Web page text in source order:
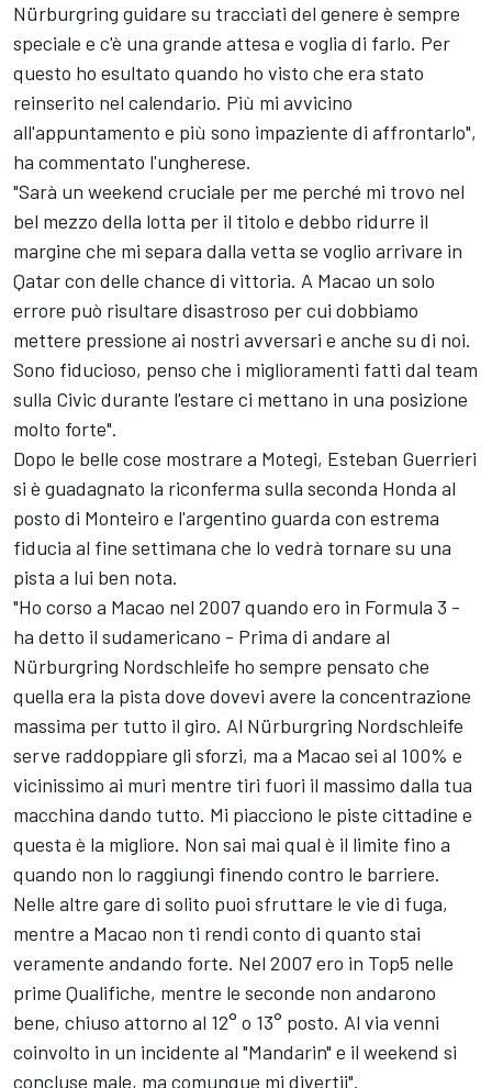
Nürburgring guidare su tracciati del genere è sempre
speciale e c'è una grande attesa e voglia di farlo. Per
questo ho esultato quando ho visto che era stato
reinserito nel calendario. Più mi avvicino
all'appuntamento e più sono impaziente di affrontarlo",
ha commentato l'ungherese.
"Sarà un weekend cruciale per me perché mi trovo nel
bel mezzo della lotta per il titolo e debbo ridurre il
margine che mi separa dalla vetta se voglio arrivare in
Qatar con delle chance di vittoria. A Macao un solo
errore può risultare disastroso per cui dobbiamo
mettere pressione ai nostri avversari e anche su di noi.
Sono fiducioso, penso che i miglioramenti fatti dal team
sulla Civic durante l'estare ci mettano in una posizione
molto forte".
Dopo le belle cose mostrare a Motegi, Esteban Guerrieri
si è guadagnato la riconferma sulla seconda Honda al
posto di Monteiro e l'argentino guarda con estrema
fiducia al fine settimana che lo vedrà tornare su una
pista a lui ben nota.
"Ho corso a Macao nel 2007 quando ero in Formula 3 -
ha detto il sudamericano - Prima di andare al
Nürburgring Nordschleife ho sempre pensato che
quella era la pista dove dovevi avere la concentrazione
massima per tutto il giro. Al Nürburgring Nordschleife
serve raddoppiare gli sforzi, ma a Macao sei al 100% e
vicinissimo ai muri mentre tiri fuori il massimo dalla tua
macchina dando tutto. Mi piacciono le piste cittadine e
questa è la migliore. Non sai mai qual è il limite fino a
quando non lo raggiungi finendo contro le barriere.
Nelle altre gare di solito puoi sfruttare le vie di fuga,
mentre a Macao non ti rendi conto di quanto stai
veramente andando forte. Nel 2007 ero in Top5 nelle
prime Qualifiche, mentre le seconde non andarono
bene, chiuso attorno al 12° o 13° posto. Al via venni
coinvolto in un incidente al "Mandarin" e il weekend si
concluse male, ma comunque mi divertii".